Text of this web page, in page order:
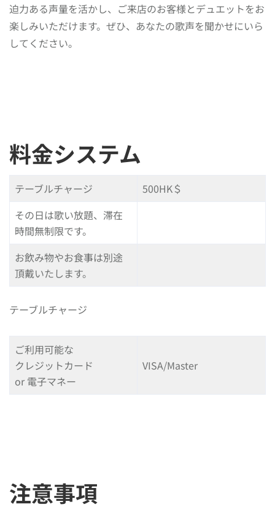
迫力ある声量を活かし、ご来店のお客様とデュエットをお
楽しみいただけます。ぜひ、あなたの歌声を聞かせにいら
してください。
料金システム
テーブルチャージ
500HK＄
その日は歌い放題、滞在
時間無制限です。
お飲み物やお食事は別途
頂戴いたします。
テーブルチャージ
ご利用可能な
クレジットカード
or 電子マネー
VISA/Master
注意事項